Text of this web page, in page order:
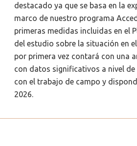
destacado ya que se basa en la
marco de nuestro programa
primeras medidas incluidas en el
del estudio sobre la situación en
por primera vez contará con una
con datos significativos a nivel de
con el trabajo de campo y
2026.